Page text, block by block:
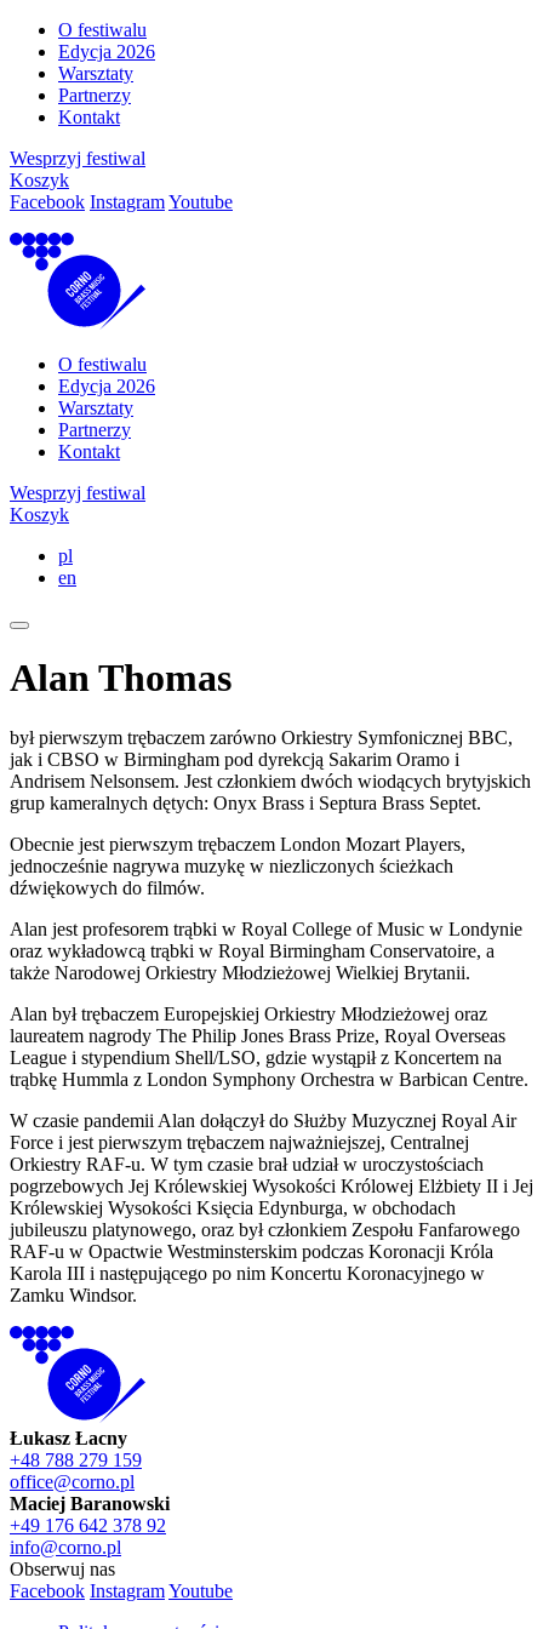
O festiwalu
Edycja 2026
Warsztaty
Partnerzy
Kontakt
Wesprzyj festiwal
Koszyk
Facebook InstagramYoutube
O festiwalu
Edycja 2026
Warsztaty
Partnerzy
Kontakt
Wesprzyj festiwal
Koszyk
pl
en
Alan Thomas
był pierwszym trębaczem zarówno Orkiestry Symfonicznej BBC,
jak i CBSO w Birmingham pod dyrekcją Sakarim Oramo i
Andrisem Nelsonsem. Jest członkiem dwóch wiodących brytyjskich
grup kameralnych dętych: Onyx Brass i Septura Brass Septet.
Obecnie jest pierwszym trębaczem London Mozart Players,
jednocześnie nagrywa muzykę w niezliczonych ścieżkach
dźwiękowych do filmów.
Alan jest profesorem trąbki w Royal College of Music w Londynie
oraz wykładowcą trąbki w Royal Birmingham Conservatoire, a
także Narodowej Orkiestry Młodzieżowej Wielkiej Brytanii.
Alan był trębaczem Europejskiej Orkiestry Młodzieżowej oraz
laureatem nagrody The Philip Jones Brass Prize, Royal Overseas
League i stypendium Shell/LSO, gdzie wystąpił z Koncertem na
trąbkę Hummla z London Symphony Orchestra w Barbican Centre.
W czasie pandemii Alan dołączył do Służby Muzycznej Royal Air
Force i jest pierwszym trębaczem najważniejszej, Centralnej
Orkiestry RAF-u. W tym czasie brał udział w uroczystościach
pogrzebowych Jej Królewskiej Wysokości Królowej Elżbiety II i Jej
Królewskiej Wysokości Księcia Edynburga, w obchodach
jubileuszu platynowego, oraz był członkiem Zespołu Fanfarowego
RAF-u w Opactwie Westminsterskim podczas Koronacji Króla
Karola III i następującego po nim Koncertu Koronacyjnego w
Zamku Windsor.
Łukasz Łacny
+48 788 279 159
office@corno.pl
Maciej Baranowski
+49 176 642 378 92
info@corno.pl
Obserwuj nas
Facebook InstagramYoutube